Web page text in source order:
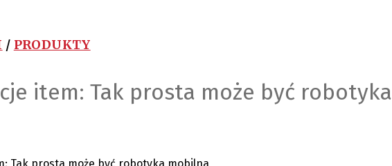
/ PRODUKTY
item: Tak prosta może być robotyka